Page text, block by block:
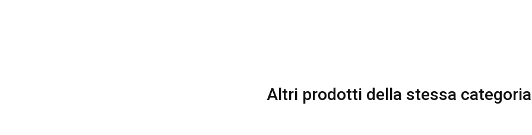
Altri prodotti della stessa categoria